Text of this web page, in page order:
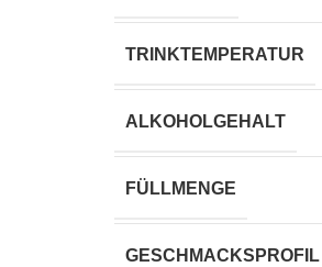
TRINKTEMPERATUR
ALKOHOLGEHALT
FÜLLMENGE
GESCHMACKSPROFIL